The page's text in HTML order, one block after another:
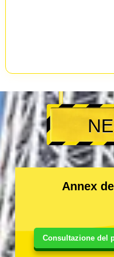
Consultazione del
Annex